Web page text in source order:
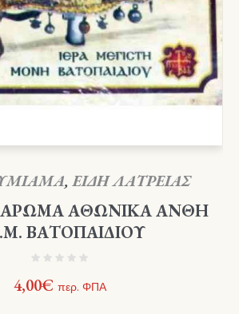
,ΕΙΔΗ ΛΑΤΡΕΙΑΣ
ΑΘΩΝΙΚΑ ΑΝΘΗ
ΒΑΤΟΠΑΙΔΙΟΥ
4,00€ περ. ΦΠΑ